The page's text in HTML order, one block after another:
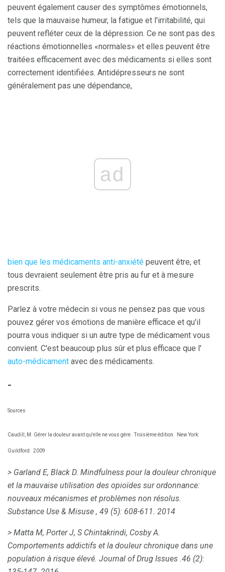
peuvent également causer des symptômes émotionnels,
tels que la mauvaise humeur, la fatigue et l'irritabilité, qui
peuvent refléter ceux de la dépression. Ce ne sont pas des
réactions émotionnelles «normales» et elles peuvent être
traitées efficacement avec des médicaments si elles sont
correctement identifiées. Antidépresseurs ne sont
généralement pas une dépendance,
ad
bien que les médicaments anti-anxiété peuvent être, et
tous devraient seulement être pris au fur et à mesure
prescrits.
Parlez à votre médecin si vous ne pensez pas que vous
pouvez gérer vos émotions de manière efficace et qu'il
pourra vous indiquer si un autre type de médicament vous
convient. C'est beaucoup plus sûr et plus efficace que l'
auto-médicament avec des médicaments.
-
Sources
Caudill, M. Gérer la douleur avant qu'elle ne vous gère. Troisième édition. New York:
Guildford. 2009
> Garland E, Black D. Mindfulness pour la douleur chronique
et la mauvaise utilisation des opioïdes sur ordonnance:
nouveaux mécanismes et problèmes non résolus.
Substance Use & Misuse , 49 (5): 608-611. 2014
> Matta M, Porter J, S Chintakrindi, Cosby A.
Comportements addictifs et la douleur chronique dans une
population à risque élevé. Journal of Drug Issues .46 (2):